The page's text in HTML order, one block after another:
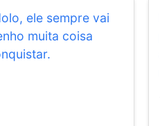
ele sempre vai
muita coisa